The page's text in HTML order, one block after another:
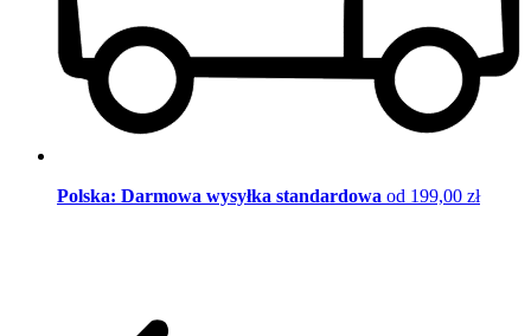
Polska: Darmowa wysyłka standardowa od 199,00 zł